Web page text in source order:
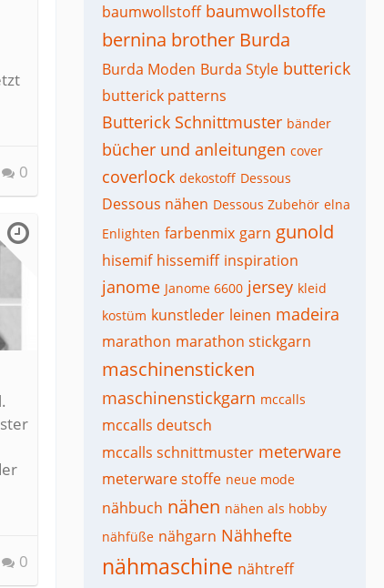
0
0
baumwollstoff baumwollstoffe
bernina brother Burda
Burda Moden Burda Style butterick
butterick patterns
Butterick Schnittmuster bänder
bücher und anleitungen cover
coverlock dekostoff Dessous
Dessous nähen Dessous Zubehör elna
Enlighten farbenmix garn gunold
hisemif hissemiff inspiration
janome Janome 6600 jersey kleid
kostüm kunstleder leinen madeira
marathon marathon stickgarn
maschinensticken
maschinenstickgarn mccalls
mccalls deutsch
mccalls schnittmuster meterware
meterware stoffe neue mode
nähbuch nähen nähen als hobby
nähfüße nähgarn Nähhefte
nähmaschine nähtreff